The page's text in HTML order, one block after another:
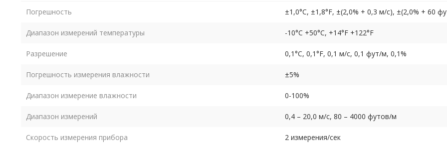
Погрешность ±1,0°C, ±1,8°F, ±(2,0% + 0,3 м/с), ±(2,0% + 60
Диапазон измерений температуры -10°C +50°C, +14°F +122°F
Разрешение 0,1°C, 0,1°F, 0,1 м/с, 0,1 фут/м, 0,1%
Погрешность измерения влажности ±5%
Диапазон измерение влажности 0-100%
Диапазон измерений 0,4 – 20,0 м/с, 80 – 4000 футов/м
Скорость измерения прибора 2 измерения/сек